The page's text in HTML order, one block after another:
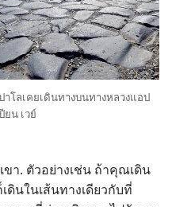
าโล​เคย​เดิน​ทาง​บน​ทาง​หลวง​แอป
ยน เวย์
า. ตัว​อย่าง​เช่น ถ้า​คุณ​เดิน​
ดิน​ใน​เส้น​ทาง​เดียว​กับ​ที่​